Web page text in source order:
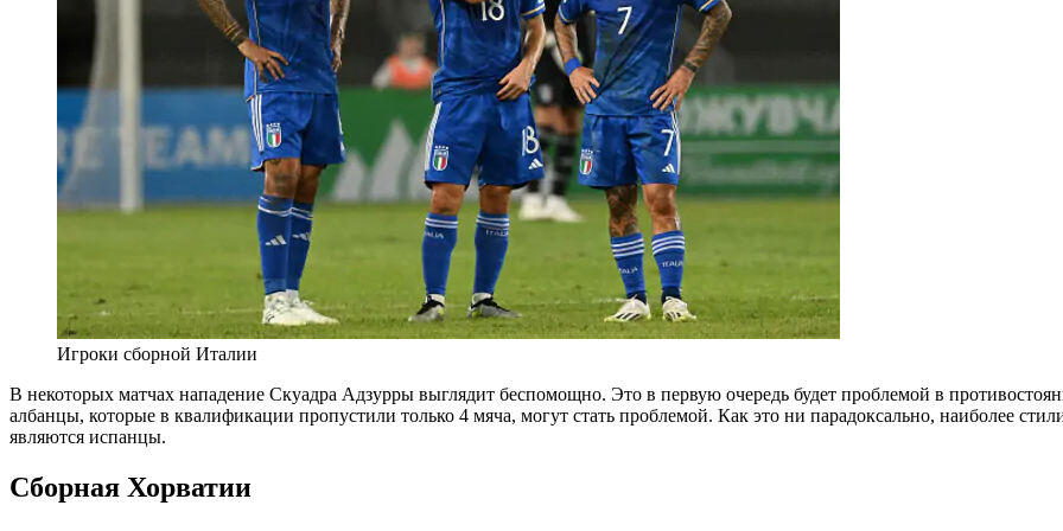
Игроки сборной Италии
В некоторых матчах нападение Скуадра Адзурры выглядит беспомощно. Это в первую очередь будет проблемой в
албанцы, которые в квалификации пропустили только 4 мяча, могут стать проблемой. Как это ни парадоксально, наиболее
являются испанцы.
Сборная Хорватии